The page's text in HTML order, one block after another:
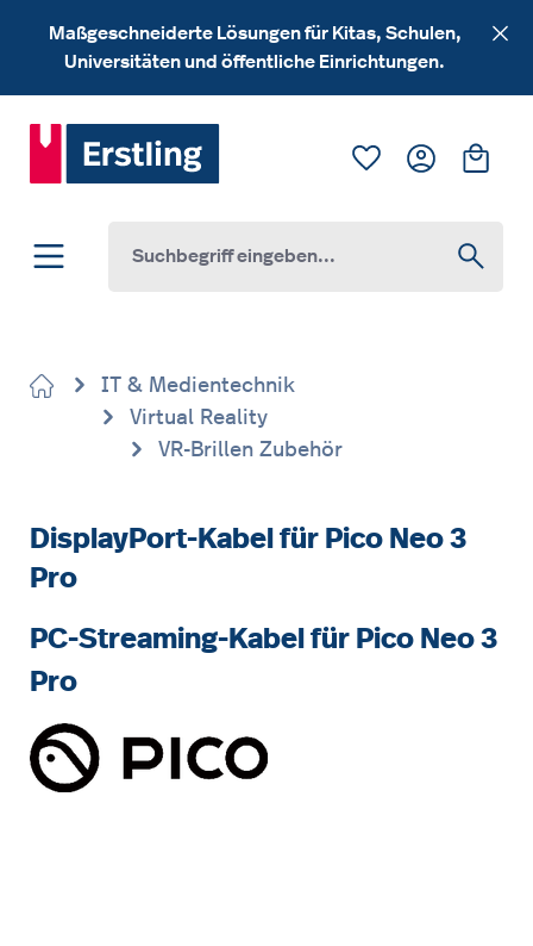
Zum Hauptinhalt springen
Maßgeschneiderte Lösungen für Kitas, Schulen,
Universitäten und öffentliche Einrichtungen.
Du hast 0
IT & Medientechnik
Virtual Reality
VR-Brillen Zubehör
DisplayPort-Kabel für Pico Neo 3
Pro
PC-Streaming-Kabel für Pico Neo 3
Pro